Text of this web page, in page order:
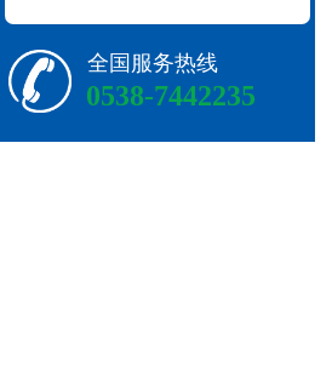
全国服务热线
0538-7442235